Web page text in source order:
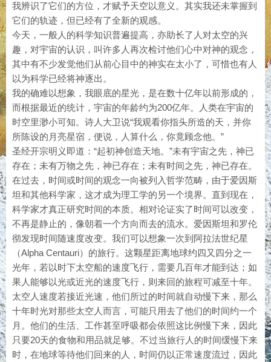
我辨识了它们的方位，才赋予天空以意义。其实我还未掌握到
它们的轨迹，但已经有了全新的观感。
今天，一般人的科学知识普遍提高，亦助长了人对太空的兴
趣，对宇宙的认识，叫许多人再次检讨他们心中对神的观念，
其中有不少发觉他们从前心目中的神实在太小了，可惜也有人
以为科学已经将神逐出。
我的确难以想象，我眼底的星光，是在数十亿年以前形成的，
而根据最近的统计，宇宙的年龄约为200亿年。人类在宇宙的
时空里渺小可知。诗人大卫说“我观看你指头所造的天，并你
所陈设的月亮星宿，便说，人算什么，你竟顾念他。”
圣经开宗明义即道：“起初神创造天地。”未有宇宙之先，神已
存在；未有万物之先，神已存在；未有时间之先，神已存在。
在过去，时间或时间的观念一向被列入哲学范畴，由于爱因斯
坦和其他科学家，这才成为理工学的另一个境界。直到现在，
科学家才真正研究时间的本质。相对论证实了时间可以改变，
不再是静止的，像朝着一个方向而去的流水。爱因斯坦和罗伦
彻发现时间随速度改变。我们可以想象一次到阿拉法世纪星
（Alpha Centauri）的旅行。这颗星距离地球约四又四分之一
光年，若以时下太空船的速度飞行，需要几百年才能到达；如
果人能够以光或近光的速度飞行，则来回的旅程可减至十年。
太空人速度若接近光速，他们所过的时间就自动慢下来，那么
十年时光对那些太空人而言，可能只用去了他们的时间约一个
月。他们的生活、工作甚至呼吸都会依照这比例慢下来，因此
只要20天的食物和用品就足够。不过当旅行人的时间缓慢下来
时，在地球等待他们回来的人，时间仍以正常速度流过，因此